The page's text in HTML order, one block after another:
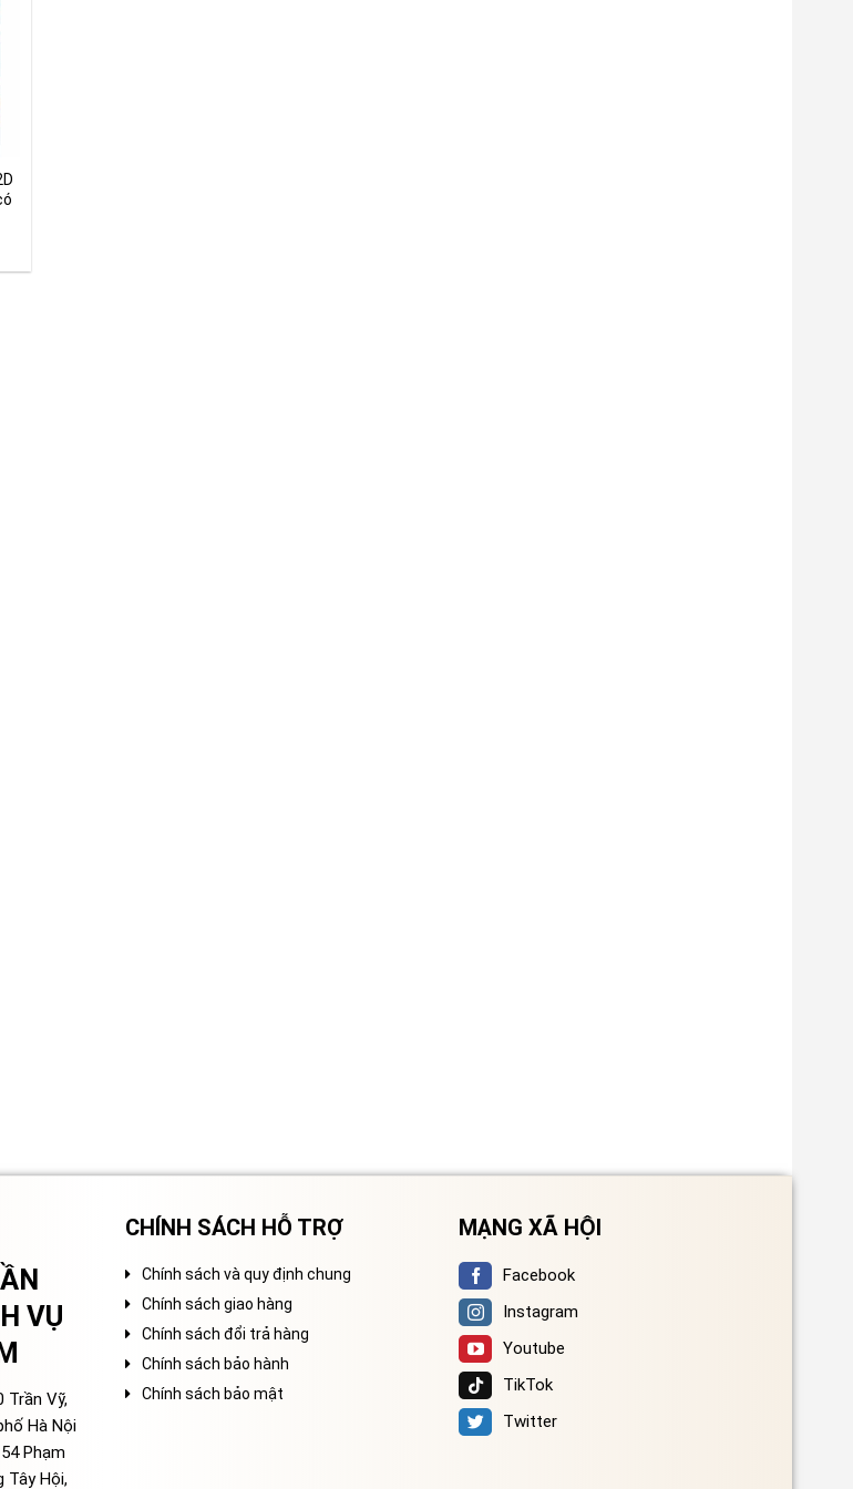
VỤ
Trần Vỹ,
Hà Nội
Phạm
Tây Hội,
CHÍNH SÁCH HỖ TRỢ
Chính sách và quy định chung
Chính sách giao hàng
Chính sách đổi trả hàng
Chính sách bảo hành
Chính sách bảo mật
MẠNG XÃ HỘI
Facebook
Instagram
Youtube
TikTok
Twitter